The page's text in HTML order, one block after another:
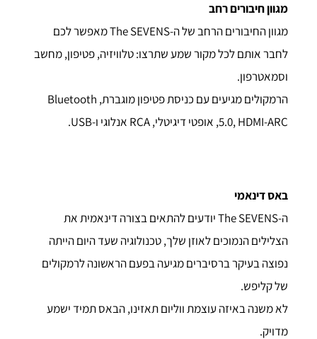
מגוון חיבורים רחב
מגוון החיבורים הרחב של ה-The SEVENS מאפשר לכם
לחבר אותם לכל מקור שמע שתרצו: טלוויזיה, פטיפון, מחשב
וסמאטרפון.
הרמקולים מגיעים עם כניסת פטיפון מוגברת, Bluetooth
5.0, HDMI-ARC, אופטי דיגיטלי, RCA אנלוגי ו-USB.
באס דינאמי
ה-The SEVENS יודעים להתאים בצורה דינאמית את
הצלילים הנמוכים לאוזן שלך, טכנולוגיה שעד היום הייתה
נפוצה בעיקר ברסיברים מגיעה בפעם הראשונה לרמקולים
של קליפש.
לא משנה באיזה עוצמת ווליום תאזינו, הבאס תמיד ישמע
מדויק.